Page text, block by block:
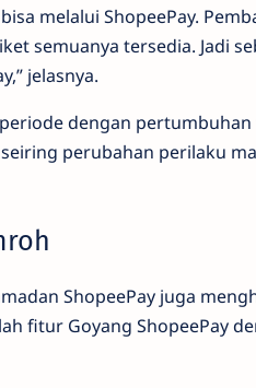
melalui ShopeePay.
semuanya tersedia. Jadi
jelasnya.
dengan
perubahan perilaku
ShopeePay juga
fitur Goyang ShopeePay